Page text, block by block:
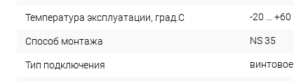
Температура эксплуатации, град.С -20 … +60
Способ монтажа NS 35
Тип подключения винтовое